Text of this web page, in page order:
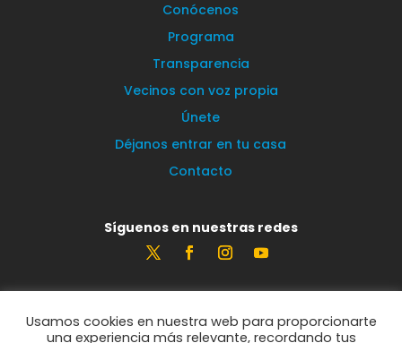
Conócenos
Programa
Transparencia
Vecinos con voz propia
Únete
Déjanos entrar en tu casa
Contacto
Síguenos en nuestras redes
Estamos encantados de leerte
info@vecinosportorrelodones.org
Usamos cookies en nuestra web para proporcionarte
una experiencia más relevante, recordando tus